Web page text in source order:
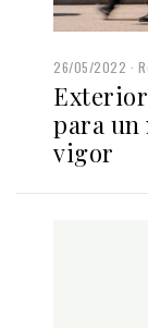
26/05/2022
para un
vigor